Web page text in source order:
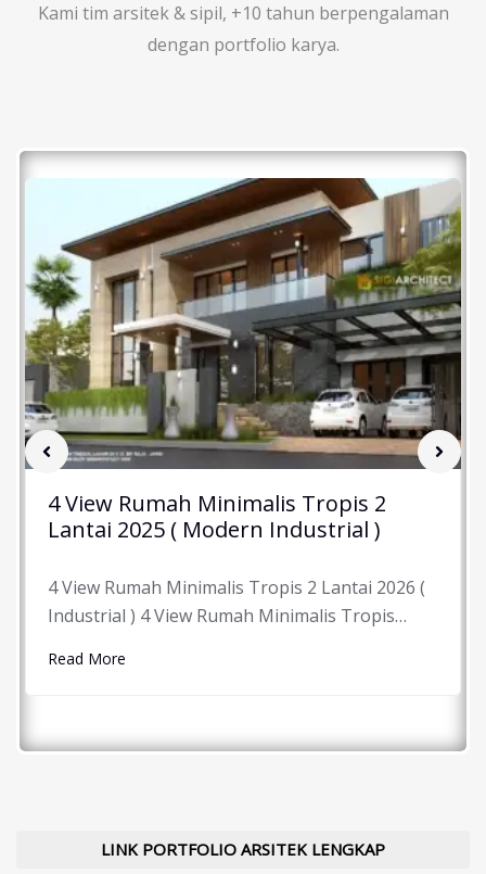
Kami tim arsitek & sipil, +10 tahun berpengalaman
dengan portfolio karya.
4 View Rumah Minimalis Tropis 2
Lantai 2025 ( Modern Industrial )
4 View Rumah Minimalis Tropis 2 Lantai 2026 (
Industrial ) 4 View Rumah Minimalis Tropis…
Read More
LINK PORTFOLIO ARSITEK LENGKAP